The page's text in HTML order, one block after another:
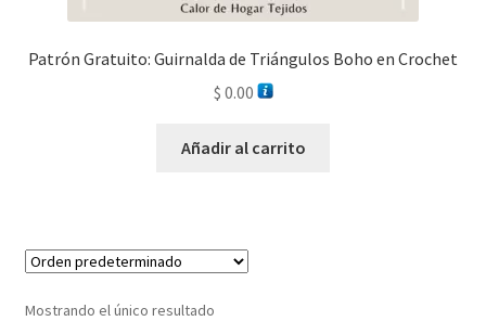
Patrón Gratuito: Guirnalda de Triángulos Boho en Crochet
$ 0.00
Añadir al carrito
Mostrando el único resultado